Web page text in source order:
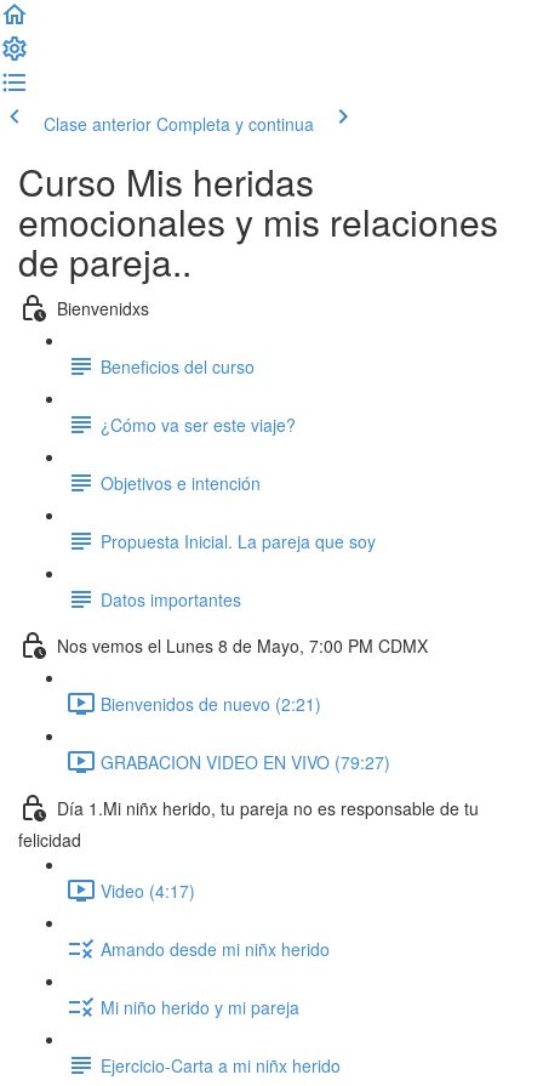
Clase anterior Completa y continua
Curso Mis heridas
emocionales y mis relaciones
de pareja..
Bienvenidxs
Beneficios del curso
¿Cómo va ser este viaje?
Objetivos e intención
Propuesta Inicial. La pareja que soy
Datos importantes
Nos vemos el Lunes 8 de Mayo, 7:00 PM CDMX
Bienvenidos de nuevo (2:21)
GRABACION VIDEO EN VIVO (79:27)
Día 1.Mi niñx herido, tu pareja no es responsable de tu
felicidad
Video (4:17)
Amando desde mi niñx herido
Mi niño herido y mi pareja
Ejercicio-Carta a mi niñx herido